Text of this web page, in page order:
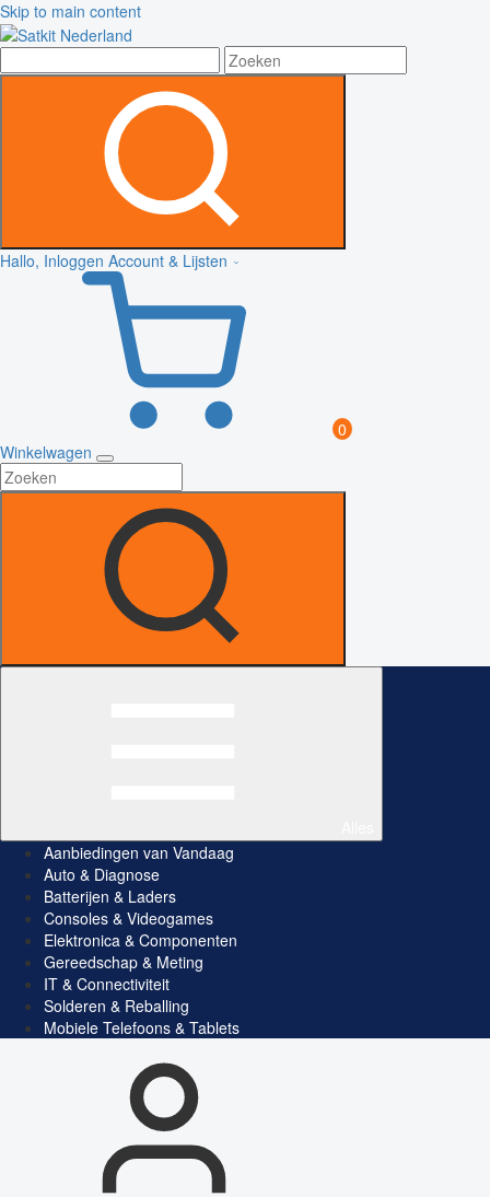
Skip to main content
Hallo, Inloggen Account & Lijsten
0
Winkelwagen
Aanbiedingen van Vandaag
Auto & Diagnose
Batterijen & Laders
Consoles & Videogames
Elektronica & Componenten
Gereedschap & Meting
IT & Connectiviteit
Solderen & Reballing
Mobiele Telefoons & Tablets